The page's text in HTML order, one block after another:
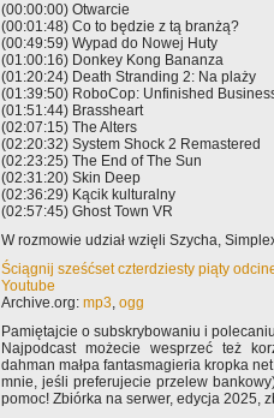
(00:00:00) Otwarcie
(00:01:48) Co to będzie z tą branżą?
(00:49:59) Wypad do Nowej Huty
(01:00:16) Donkey Kong Bananza
(01:20:24) Death Stranding 2: Na plaży
(01:39:50) RoboCop: Unfinished
(01:51:44) Brassheart
(02:07:15) The Alters
(02:20:32) System Shock 2 Remastered
(02:23:25) The End of The Sun
(02:31:20) Skin Deep
(02:36:29) Kącik kulturalny
(02:57:45) Ghost Town VR
W rozmowie udział wzięli Szycha,
Ściągnij sześćset czterdziesty piąty
Youtube
Archive.org: mp3, ogg
Pamiętajcie o subskrybowaniu i
Najpodcast możecie wesprzeć też
dahman małpa fantasmagieria kropka
mnie, jeśli preferujecie przelew
pomoc! Zbiórka na serwer, edycja 2025,